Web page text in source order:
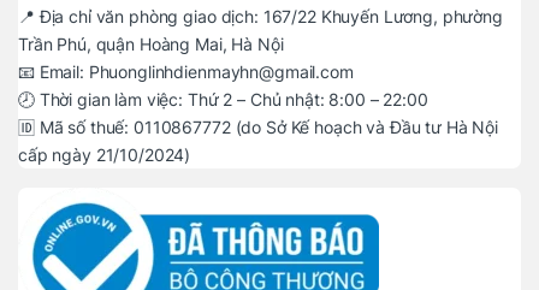
📍 Địa chỉ văn phòng giao dịch: 167/22 Khuyến Lương, phường
Trần Phú, quận Hoàng Mai, Hà Nội
📧 Email: Phuonglinhdienmayhn@gmail.com
🕗 Thời gian làm việc: Thứ 2 – Chủ nhật: 8:00 – 22:00
🆔 Mã số thuế: 0110867772 (do Sở Kế hoạch và Đầu tư Hà Nội
cấp ngày 21/10/2024)